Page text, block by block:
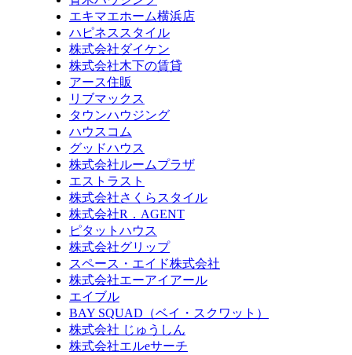
エキマエホーム横浜店
ハピネススタイル
株式会社ダイケン
株式会社木下の賃貸
アース住販
リブマックス
タウンハウジング
ハウスコム
グッドハウス
株式会社ルームプラザ
エストラスト
株式会社さくらスタイル
株式会社R．AGENT
ピタットハウス
株式会社グリップ
スペース・エイド株式会社
株式会社エーアイアール
エイブル
BAY SQUAD（ベイ・スクワット）
株式会社 じゅうしん
株式会社エルeサーチ